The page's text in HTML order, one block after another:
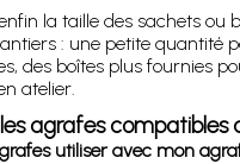
la taille des sachets ou
: une petite quantité
des boîtes plus fournies
atelier.
les agrafes compatibles
utiliser avec mon